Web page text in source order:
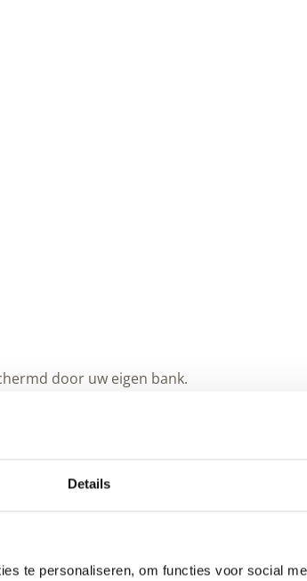
Details
te personaliseren, om functies voor social
door uw eigen bank.
door de postbode.
de betaling omgeleid naar de beveiligde
bank.
wordt beschermd door Apache.